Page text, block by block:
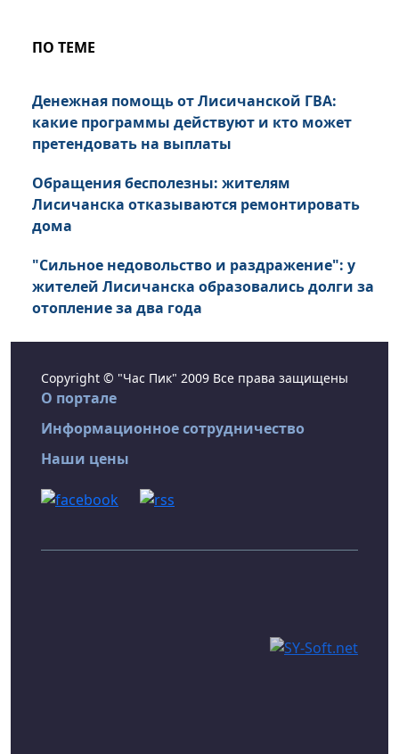
ПО ТЕМЕ
Денежная помощь от Лисичанской ГВА:
какие программы действуют и кто может
претендовать на выплаты
Обращения бесполезны: жителям
Лисичанска отказываются ремонтировать
дома
"Сильное недовольство и раздражение": у
жителей Лисичанска образовались долги за
отопление за два года
Copyright © "Час Пик" 2009 Все права защищены
О портале
Информационное сотрудничество
Наши цены